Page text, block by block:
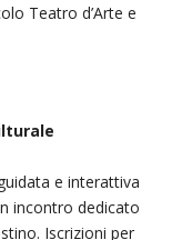
Teatro d’Arte e
e interattiva
incontro dedicato
Iscrizioni per